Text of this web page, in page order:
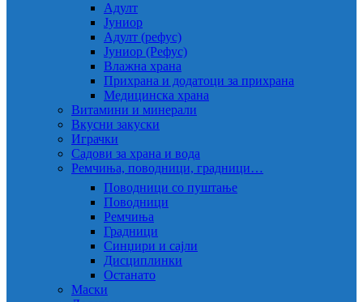
Адулт
Јуниор
Адулт (рефус)
Јуниор (Рефус)
Влажна храна
Прихрана и додатоци за прихрана
Медицинска храна
Витамини и минерали
Вкусни закуски
Играчки
Садови за храна и вода
Ремчиња, поводници, градници…
Поводници со пуштање
Поводници
Ремчиња
Градници
Синџири и сајли
Дисциплинки
Останато
Маски